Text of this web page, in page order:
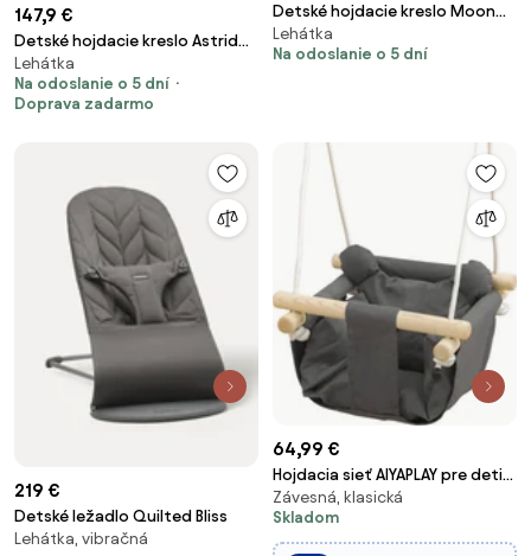
147,9 €
Detské hojdacie kreslo Astrid
35 grafitové
Lehátka
Na odoslanie o 5 dní
Doprava zadarmo
Detské hojdacie kreslo Moon
30 Beige
Lehátka
Na odoslanie o 5 dní
219 €
Detské ležadlo Quilted Bliss
Lehátka, vibračná
64,99 €
Hojdacia sieť AIYAPLAY pre deti
vo veku 9-36 mesiacov s
nastaviteľnými lanami a
polstrovaním, nosnosť 70 kg,
Závesná, klasická
Skladom